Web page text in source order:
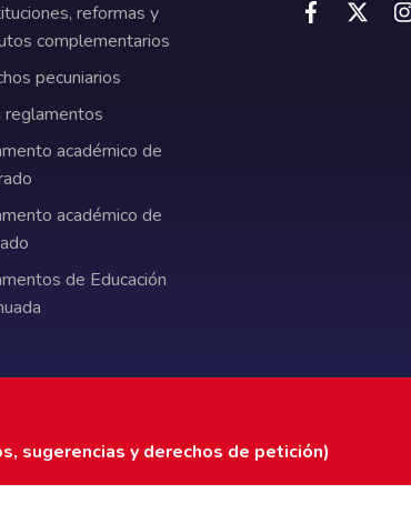
reformas y
complementarios
pecuniarios
académico de
académico de
de Educación
sugerencias y derechos de petición)